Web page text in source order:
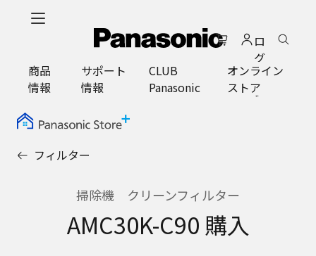
ロ
グ
イ
ン
商品
情報
サポート
情報
CLUB
Panasonic
オンライン
ストア
フィルター
掃除機 クリーンフィルター
AMC30K-C90 購入